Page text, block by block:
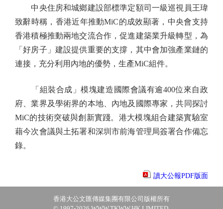
中央住房和城鄉建設部標準定額司一級巡視員王瑋
致辭時稱，香港近年推動MiC的成效顯著，中央會支持
香港積極推動兩地交流合作，促進建築業升級轉型，為
「好房子」建設提供重要的支撐，其中會加強產業鏈的
連接，充分利用內地的優勢，生產MiC組件。
「組裝合成」模塊建造國際會議有逾400位來自政
府、業界及學術界的本地、內地及國際專家，共同探討
MiC的技術突破與創新實踐。港大模塊組合建築實驗室
藉今次會議與土拓署和深圳市前海管理局簽署合作備忘
錄。
讀大公報PDF版面
香港大公文匯傳媒集團有限公司版權所有